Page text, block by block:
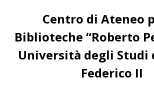
al
contenuto
Centro di Ateneo
Biblioteche “Roberto
Università degli Studi
Federico II